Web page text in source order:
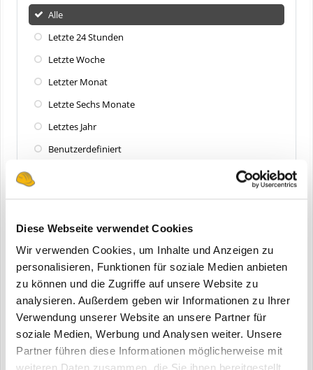
Diese Webseite verwendet Cookies
Wir verwenden Cookies, um Inhalte und Anzeigen zu
personalisieren, Funktionen für soziale Medien anbieten
zu können und die Zugriffe auf unsere Website zu
analysieren. Außerdem geben wir Informationen zu Ihrer
Verwendung unserer Website an unsere Partner für
soziale Medien, Werbung und Analysen weiter. Unsere
Partner führen diese Informationen möglicherweise mit
Alle
Letzte 24 Stunden
Letzte Woche
Letzter Monat
Letzte Sechs Monate
Letztes Jahr
Benutzerdefiniert
Zuletzt aktualisiert
Letzte 24 Stunden
Letzte Woche
Letzter Monat
Letzte Sechs Monate
Letztes Jahr
Benutzerdefiniert